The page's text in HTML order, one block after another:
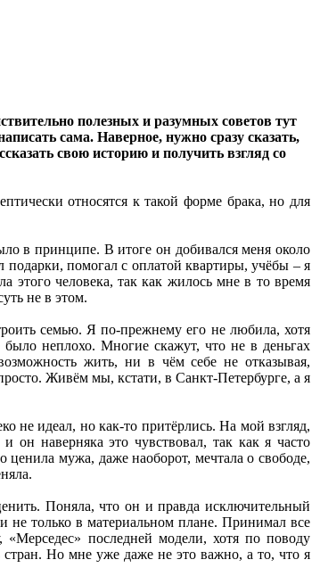
полезных и разумных советов тут
сама. Наверное, нужно сразу сказать,
свою историю и получить взгляд со
относятся к такой форме брака, но для
в принципе. В итоге он добивался меня около
помогал с оплатой квартиры, учёбы – я
этого человека, так как жилось мне в то время
не в этом.
семью. Я по-прежнему его не любила, хотя
неплохо. Многие скажут, что не в деньгах
жить, ни в чём себе не отказывая,
Живём мы, кстати, в Санкт-Петербурге, а я
не идеал, но как-то притёрлись. На мой взгляд,
наверняка это чувствовал, так как я часто
ценила мужа, даже наоборот, мечтала о свободе,
Поняла, что он и правда исключительный
не только в материальном плане. Принимал все
последней модели, хотя по поводу
стран. Но мне уже даже не это важно, а то, что я